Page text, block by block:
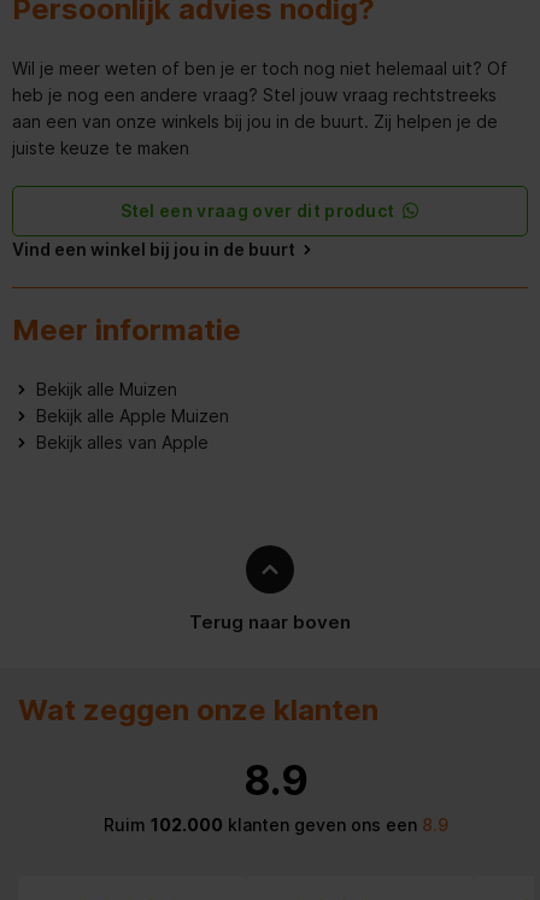
Interface USB
Bluetooth
Accu/Batterij
Type batterij Ingebouwde accu
Persoonlijk advies nodig?
Wil je meer weten of ben je er toch nog niet helemaal uit? Of
heb je nog een andere vraag? Stel jouw vraag rechtstreeks
aan een van onze winkels bij jou in de buurt. Zij helpen je de
juiste keuze te maken
Stel een vraag over dit product
Vind een winkel bij jou in de buurt
Meer informatie
Bekijk alle Muizen
Bekijk alle Apple Muizen
Bekijk alles van Apple
Terug naar boven
Wat zeggen onze klanten
8.9
Ruim 102.000 klanten geven ons een8.9